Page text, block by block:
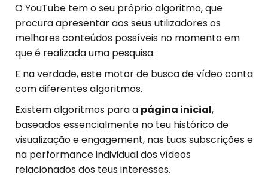
O YouTube tem o seu próprio algoritmo, que
procura apresentar aos seus utilizadores os
melhores conteúdos possíveis no momento em
que é realizada uma pesquisa.
E na verdade, este motor de busca de vídeo conta
com diferentes algoritmos.
Existem algoritmos para a página inicial,
baseados essencialmente no teu histórico de
visualização e engagement, nas tuas subscrições e
na performance individual dos vídeos
relacionados dos teus interesses.